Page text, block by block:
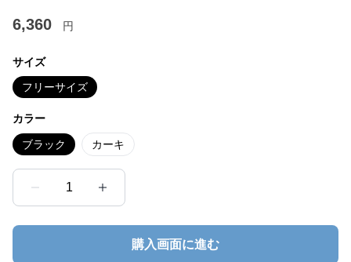
6,360 円
サイズ
フリーサイズ
カラー
ブラック カーキ
1
購入画面に進む